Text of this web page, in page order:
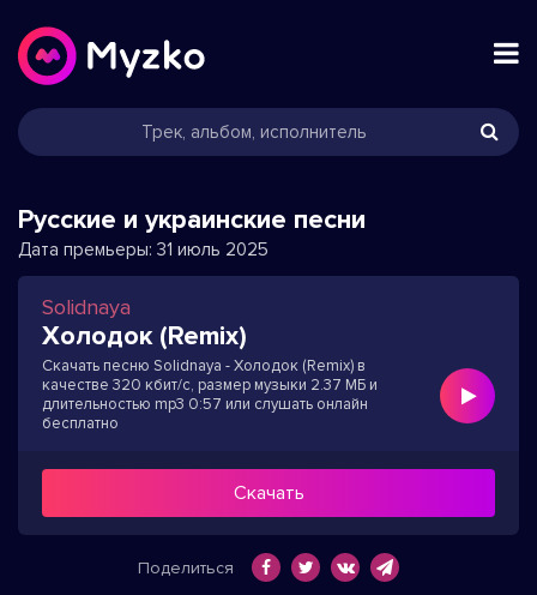
Русские и украинские песни
Дата премьеры: 31 июль 2025
Solidnaya
Холодок (Remix)
Скачать песню Solidnaya - Холодок (Remix) в
качестве 320 кбит/с, размер музыки 2.37 МБ и
длительностью mp3 0:57 или слушать онлайн
бесплатно
Скачать
Поделиться